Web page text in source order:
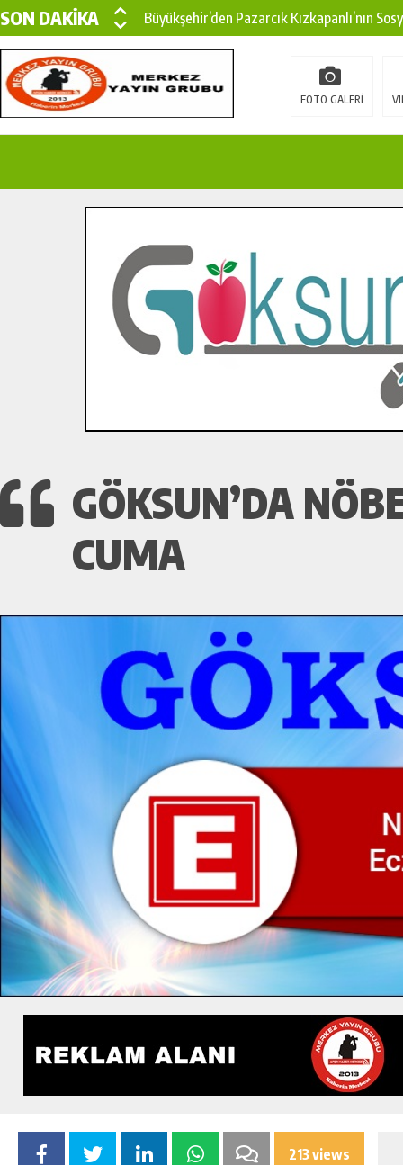
SON DAKİKA
Büyükşehir’den Pazarcık Kızkapanlı’nın
Büyükşehir’den Pazarcık Kırsalına Modern
Çin’den KSÜ’ye Uluslararası Başarı:
İlçe Jandarma Komutanı Karakaya’dan
Bertiz’in Yeni Köprüsünde Sona Doğru.
FOTO GALERİ
GÖKSUN’DA
CUMA
213 views